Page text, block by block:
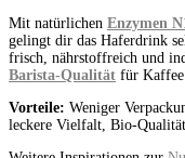
Mit natürlichen Enzymen
gelingt dir das Haferdrink
frisch, nährstoffreich und
Barista-Qualität für
Vorteile: Weniger
leckere Vielfalt, Bio-